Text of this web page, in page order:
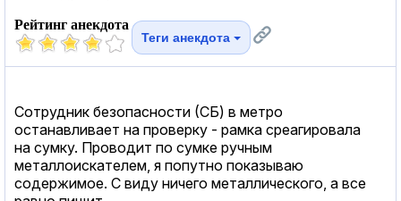
Рейтинг анекдота
Теги анекдота
Сотрудник безопасности (СБ) в метро
останавливает на проверку - рамка среагировала
на сумку. Проводит по сумке ручным
металлоискателем, я попутно показываю
содержимое. С виду ничего металлического, а все